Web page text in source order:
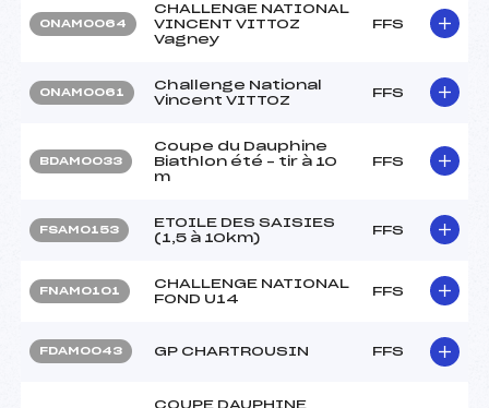
ONAM0064
CHALLENGE NATIONAL
VINCENT VITTOZ
Vagney
FFS
ONAM0061
Challenge National
Vincent VITTOZ
FFS
BDAM0033
Coupe du Dauphine
Biathlon été – tir à 10
m
FFS
FSAM0153
ETOILE DES SAISIES
(1,5 à 10km)
FFS
FNAM0101
CHALLENGE NATIONAL
FOND U14
FFS
FDAM0043 GP CHARTROUSIN FFS
COUPE DAUPHINE